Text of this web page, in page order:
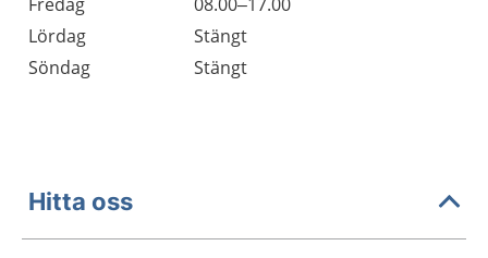
Lördag
Stängt
Söndag
Stängt
Hitta oss